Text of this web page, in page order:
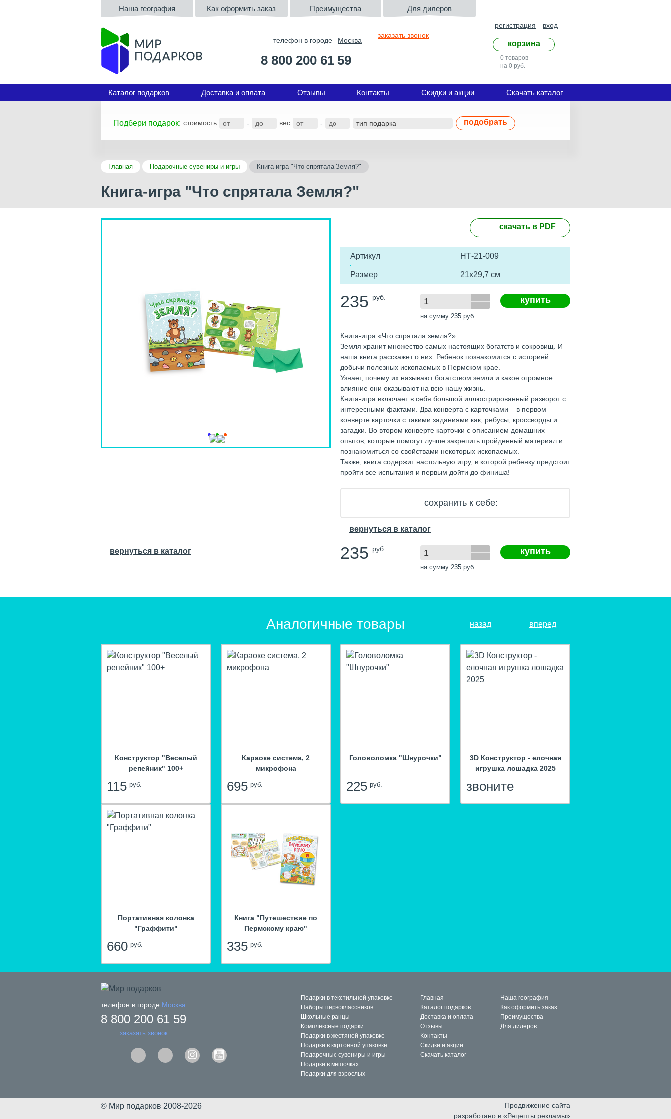
Наша география Как оформить заказ Преимущества Для дилеров
телефон в городе Москва
заказать звонок
8 800 200 61 59
регистрация вход
корзина
0 товаров
на 0 руб.
Каталог подарков Доставка и оплата Отзывы Контакты Скидки и акции Скачать каталог
Подбери подарок: стоимость - вес - подобрать
Главная Подарочные сувениры и игры Книга-игра "Что спрятала Земля?"
Книга-игра "Что спрятала Земля?"
скачать в PDF
Артикул НТ-21-009
Размер 21х29,7 см
235 руб.
на сумму 235руб.
купить
Книга-игра «Что спрятала земля?»
Земля хранит множество самых настоящих богатств и сокровищ. И
наша книга расскажет о них. Ребенок познакомится с историей
добычи полезных ископаемых в Пермском крае.
Узнает, почему их называют богатством земли и какое огромное
влияние они оказывают на всю нашу жизнь.
Книга-игра включает в себя большой иллюстрированный разворот с
интересными фактами. Два конверта с карточками – в первом
конверте карточки с такими заданиями как, ребусы, кроссворды и
загадки. Во втором конверте карточки с описанием домашних
опытов, которые помогут лучше закрепить пройденный материал и
познакомиться со свойствами некоторых ископаемых.
Также, книга содержит настольную игру, в которой ребенку предстоит
пройти все испытания и первым дойти до финиша!
сохранить к себе:
вернуться в каталог
вернуться в каталог 235 руб.
на сумму 235руб.
купить
Аналогичные товары назад вперед
Конструктор "Веселый
репейник" 100+
115руб.
hit
Караоке система, 2
микрофона
695руб.
Головоломка "Шнурочки"
225руб.
3D Конструктор - елочная
игрушка лошадка 2025
звоните
Портативная колонка
"Граффити"
660руб.
Книга "Путешествие по
Пермскому краю"
335руб.
телефон в городе Москва
8 800 200 61 59
заказать звонок
Подарки в текстильной упаковке
Наборы первоклассников
Школьные ранцы
Комплексные подарки
Подарки в жестяной упаковке
Подарки в картонной упаковке
Подарочные сувениры и игры
Подарки в мешочках
Подарки для взрослых
Главная
Каталог подарков
Доставка и оплата
Отзывы
Контакты
Скидки и акции
Скачать каталог
Наша география
Как оформить заказ
Преимущества
Для дилеров
© Мир подарков 2008-2026
Продвижение сайта
разработано в «Рецепты рекламы»